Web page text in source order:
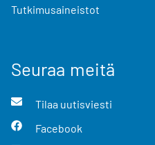
Tutkimusaineistot
Seuraa meitä
Tilaa uutisviesti
Facebook